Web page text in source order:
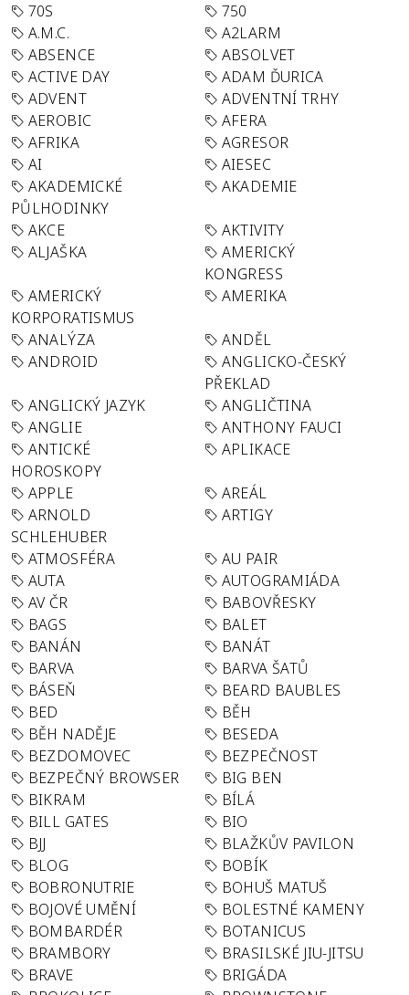
70S
750
A.M.C.
A2LARM
ABSENCE
ABSOLVET
ACTIVE DAY
ADAM ĎURICA
ADVENT
ADVENTNÍ TRHY
AEROBIC
AFERA
AFRIKA
AGRESOR
AI
AIESEC
AKADEMICKÉ
PŮLHODINKY
AKADEMIE
AKCE
AKTIVITY
ALJAŠKA
AMERICKÝ
KONGRESS
AMERICKÝ
KORPORATISMUS
AMERIKA
ANALÝZA
ANDĚL
ANDROID
ANGLICKO-ČESKÝ
PŘEKLAD
ANGLICKÝ JAZYK
ANGLIČTINA
ANGLIE
ANTHONY FAUCI
ANTICKÉ
HOROSKOPY
APLIKACE
APPLE
AREÁL
ARNOLD
SCHLEHUBER
ARTIGY
ATMOSFÉRA
AU PAIR
AUTA
AUTOGRAMIÁDA
AV ČR
BABOVŘESKY
BAGS
BALET
BANÁN
BANÁT
BARVA
BARVA ŠATŮ
BÁSEŇ
BEARD BAUBLES
BED
BĚH
BĚH NADĚJE
BESEDA
BEZDOMOVEC
BEZPEČNOST
BEZPEČNÝ BROWSER
BIG BEN
BIKRAM
BÍLÁ
BILL GATES
BIO
BJJ
BLAŽKŮV PAVILON
BLOG
BOBÍK
BOBRONUTRIE
BOHUŠ MATUŠ
BOJOVÉ UMĚNÍ
BOLESTNÉ KAMENY
BOMBARDÉR
BOTANICUS
BRAMBORY
BRASILSKÉ JIU-JITSU
BRAVE
BRIGÁDA